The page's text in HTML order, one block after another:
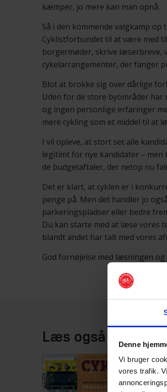
Denne
Vi bruger
vores trafik.
kæmper, jo mere kan man opnå.
Så i den kommende valgkamp
Cyklistforbundet til at være med
borgermøder, skrive læserbreve,
cykelarrangementer, der fanger
Blot at brokke sig over dårlige
Uden for de store byområder
og ingen personlige erfaringer
mere cykling som et middel til at
I vil opleve, at stort set alle
legitimt for nye kandidater –
de budgetaftaler, der netop nu
Det er klart, at cyklen er i
penge på. Men det handler jo
parkeringspladser eller bedre
Du kan starte med at læse vores
blandt andet har talt med vores
God fornøjelse med læsningen og
Læs også